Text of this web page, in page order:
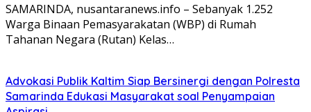
SAMARINDA, nusantaranews.info – Sebanyak 1.252
Warga Binaan Pemasyarakatan (WBP) di Rumah
Tahanan Negara (Rutan) Kelas…
Advokasi Publik Kaltim Siap Bersinergi dengan Polresta
Samarinda Edukasi Masyarakat soal Penyampaian